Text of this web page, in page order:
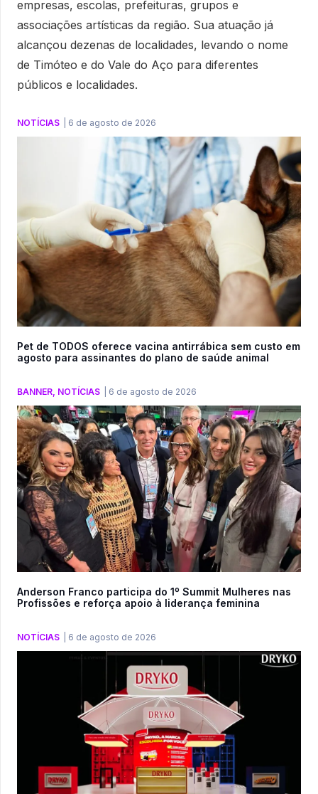
empresas, escolas, prefeituras, grupos e
associações artísticas da região. Sua atuação já
alcançou dezenas de localidades, levando o nome
de Timóteo e do Vale do Aço para diferentes
públicos e localidades.
NOTÍCIAS 6 de agosto de 2026
Pet de TODOS oferece vacina antirrábica sem custo em
agosto para assinantes do plano de saúde animal
BANNER, NOTÍCIAS 6 de agosto de 2026
Anderson Franco participa do 1º Summit Mulheres nas
Profissões e reforça apoio à liderança feminina
NOTÍCIAS 6 de agosto de 2026